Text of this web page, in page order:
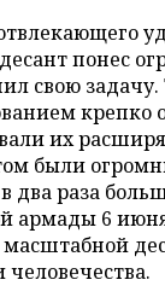
понес
свою
крепко
их
были
два раза
армады 6